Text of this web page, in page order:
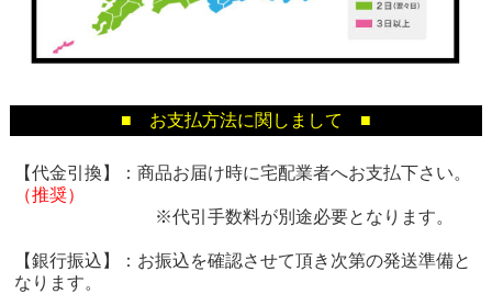
■ お支払方法に関しまして ■
【代金引換】：商品お届け時に宅配業者へお支払下さい。
（推奨）
※代引手数料が別途必要となります。
【銀行振込】：お振込を確認させて頂き次第の発送準備と
なります。